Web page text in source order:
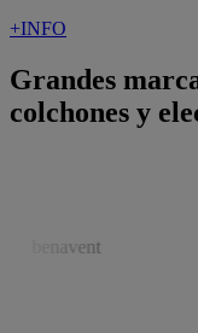
+INFO
Grandes
colchones y